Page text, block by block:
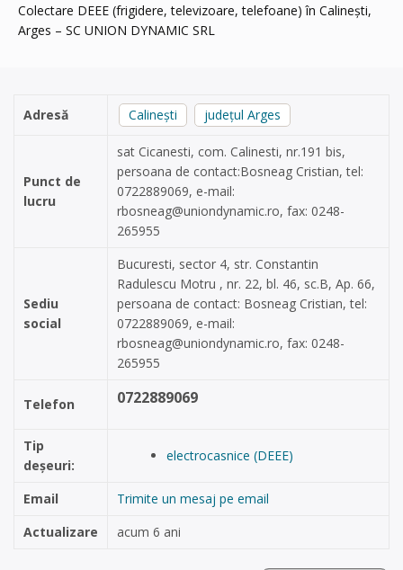
Colectare DEEE (frigidere, televizoare, telefoane) în Calinești,
Arges – SC UNION DYNAMIC SRL
Adresă Calinești județul Arges
Punct de
lucru
sat Cicanesti, com. Calinesti, nr.191 bis,
persoana de contact:Bosneag Cristian, tel:
0722889069, e-mail:
rbosneag@uniondynamic.ro, fax: 0248-
265955
Sediu
social
Bucuresti, sector 4, str. Constantin
Radulescu Motru , nr. 22, bl. 46, sc.B, Ap. 66,
persoana de contact: Bosneag Cristian, tel:
0722889069, e-mail:
rbosneag@uniondynamic.ro, fax: 0248-
265955
Telefon 0722889069
Tip
deșeuri:
electrocasnice (DEEE)
Email
Trimite un mesaj pe email
Actualizare
acum 6 ani